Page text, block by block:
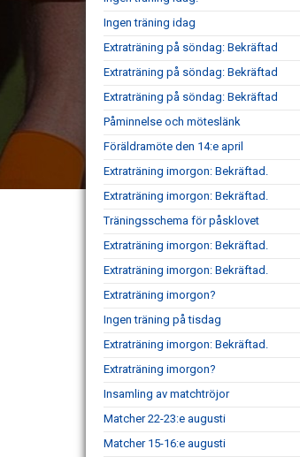
Ingen träning idag
Extraträning på söndag: Bekräftad
Extraträning på söndag: Bekräftad
Extraträning på söndag: Bekräftad
Påminnelse och möteslänk
Föräldramöte den 14:e april
Extraträning imorgon: Bekräftad.
Extraträning imorgon: Bekräftad.
Träningsschema för påsklovet
Extraträning imorgon: Bekräftad.
Extraträning imorgon: Bekräftad.
Extraträning imorgon?
Ingen träning på tisdag
Extraträning imorgon: Bekräftad.
Extraträning imorgon?
Insamling av matchtröjor
Matcher 22-23:e augusti
Matcher 15-16:e augusti